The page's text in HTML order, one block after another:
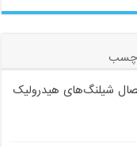
شیلنگ‌های هیدرولیک